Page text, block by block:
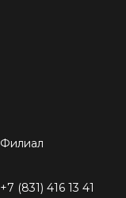
Филиал
+7 (831) 416 13 41